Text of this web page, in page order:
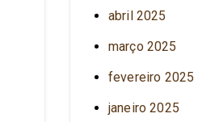
abril 2025
março 2025
fevereiro 2025
janeiro 2025